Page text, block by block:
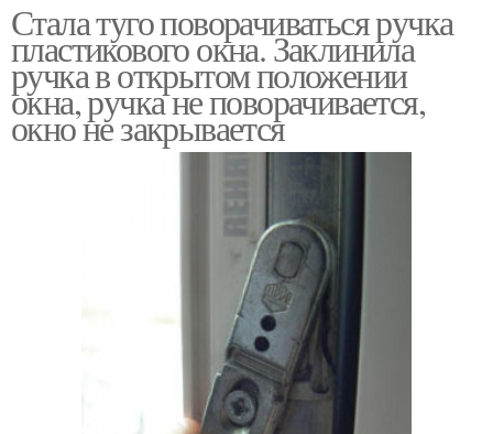
Стала туго поворачиваться ручка
пластикового окна. Заклинила
ручка в открытом положении
окна, ручка не поворачивается,
окно не закрывается